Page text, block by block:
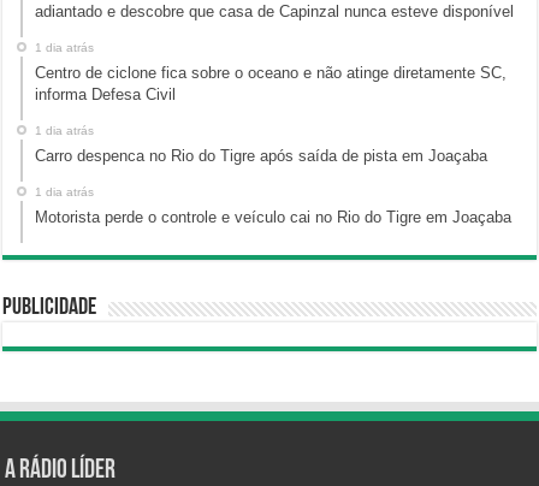
adiantado e descobre que casa de Capinzal nunca esteve disponível
1 dia atrás
Centro de ciclone fica sobre o oceano e não atinge diretamente SC,
informa Defesa Civil
1 dia atrás
Carro despenca no Rio do Tigre após saída de pista em Joaçaba
1 dia atrás
Motorista perde o controle e veículo cai no Rio do Tigre em Joaçaba
Publicidade
A Rádio Líder